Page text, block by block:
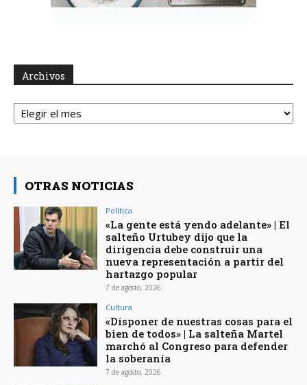
Archivos
Archivos
OTRAS NOTICIAS
Política
«La gente está yendo adelante» | El
salteño Urtubey dijo que la
dirigencia debe construir una
nueva representación a partir del
hartazgo popular
7 de agosto, 2026
Cultura
«Disponer de nuestras cosas para el
bien de todos» | La salteña Martel
marchó al Congreso para defender
la soberanía
7 de agosto, 2026